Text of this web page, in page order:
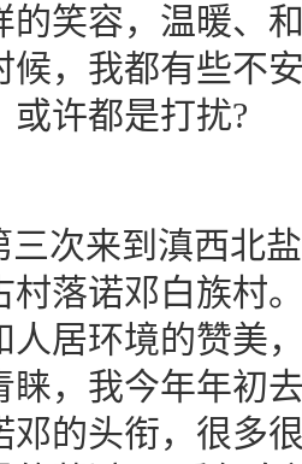
的笑容，温暖、
候，我都有些不
或许都是打扰?
次来到滇西北
村落诺邓白族村
人居环境的赞美
睐，我今年年初
邓的头衔，很多